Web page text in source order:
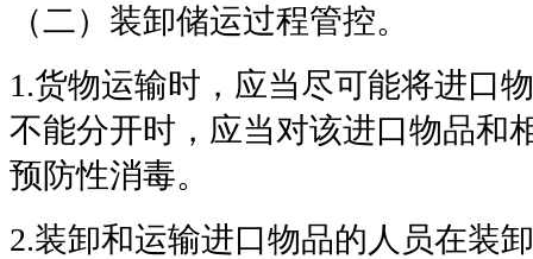
（二）装卸储运过程管控。
1.货物运输时，应当尽可能将进口
不能分开时，应当对该进口物品和
预防性消毒。
2.装卸和运输进口物品的人员在装